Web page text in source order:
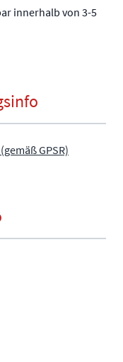
innerhalb von 3-5
GPSR)